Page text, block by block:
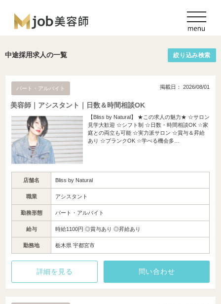
中途採用求人の一覧 絞り込み検索
パート・アルバイト 掲載日： 2026/08/01
美容師｜アシスタント｜日数＆時間相談OK
【Bliss by Natural】 ★この求人の魅力★ ☆サロン
見学大歓迎 ☆シフト制 ☆日数・時間相談OK ☆家
庭との両立も可能 ☆実力派サロン ☆賞与＆昇給
あり ☆ブランクOK ☆学べる機会多…
店舗名 Bliss by Natural
職業 アシスタント
勤務形態 パート・アルバイト
給与 時給1100円 ◎賞与あり ◎昇給あり
勤務地 栃木県 宇都宮市
詳細を見る 問い合わせ